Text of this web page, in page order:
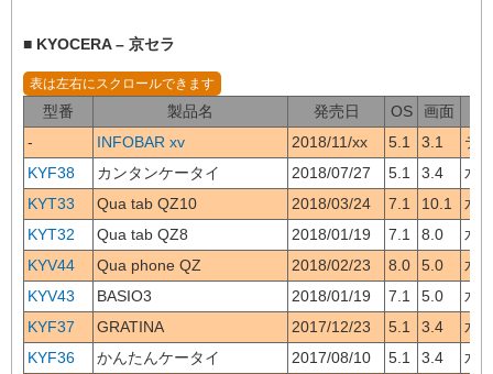
■ KYOCERA – 京セラ
型番 製品名 発売日 OS
画面
-
INFOBAR xv 2018/11/xx 5.1 3.1
テ
KYF38
カンタンケータイ 2018/07/27 5.1 3.4
水/
KYT33
Qua tab QZ10 2018/03/24 7.1 10.1
水/
KYT32
Qua tab QZ8 2018/01/19 7.1 8.0
水/
KYV44
Qua phone QZ 2018/02/23 8.0 5.0
水/
KYV43
BASIO3 2018/01/19 7.1 5.0
水/
KYF37
GRATINA 2017/12/23 5.1 3.4
水/
KYF36
かんたんケータイ 2017/08/10 5.1 3.4
水/